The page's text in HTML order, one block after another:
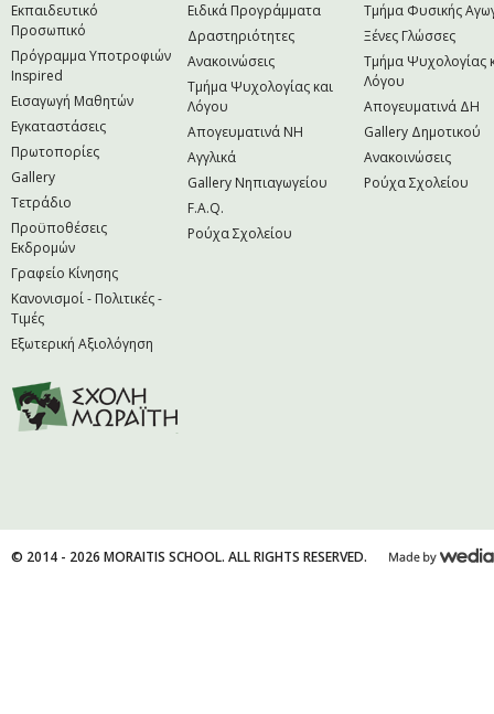
Εκπαιδευτικό
Προσωπικό
Πρόγραμμα Υποτροφιών
Inspired
Εισαγωγή Μαθητών
Εγκαταστάσεις
Πρωτοπορίες
Gallery
Τετράδιο
Προϋποθέσεις
Εκδρομών
Γραφείο Κίνησης
Κανονισμοί - Πολιτικές -
Τιμές
Εξωτερική Αξιολόγηση
Ειδικά Προγράμματα
Δραστηριότητες
Ανακοινώσεις
Τμήμα Ψυχολογίας και
Λόγου
Απογευματινά NH
Αγγλικά
Gallery Νηπιαγωγείου
F.A.Q.
Ρούχα Σχολείου
Τμήμα Φυσικής
Ξένες Γλώσσες
Τμήμα Ψυχολογίας
Λόγου
Απογευματινά ΔΗ
Gallery Δημοτικού
Ανακοινώσεις
Ρούχα Σχολείου
© 2014 - 2026 MORAITIS SCHOOL. ALL RIGHTS RESERVED.